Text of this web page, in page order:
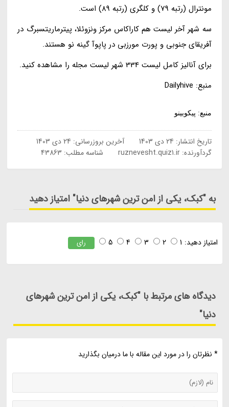
مونترال (رتبه 79) و کلگری (رتبه 89) است.
سه شهر آخر لیست هم کاراکاس مرکز ونزوئلا، پیترماریتسبرگ در
آفریقای جنوبی و پورت مورزبی در پاپوآ گینه نو هستند.
برای آنالیز کامل لیست 334 شهر لیست مجله را مشاهده کنید.
منبع: Dailyhive
منبع: پیکوبینو
تاریخ انتشار: 24 دی 1403 آخرین بروزرسانی: 24 دی 1403
گردآورنده:ruznevesht.quiz1.ir شناسه مطلب: 43863
به "کبک، یکی از امن ترین شهرهای دنیا" امتیاز دهید
امتیاز دهید: 1
2
3
4
5 رای
دیدگاه های مرتبط با "کبک، یکی از امن ترین شهرهای
دنیا"
* نظرتان را در مورد این مقاله با ما درمیان بگذارید